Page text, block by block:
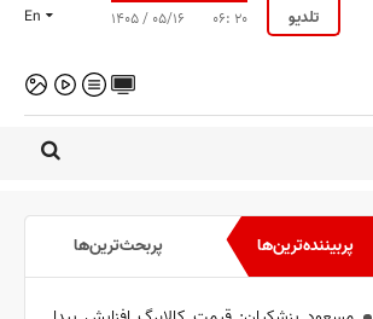
En ۱۴۰۵ / ۰۵/۱۶ ۰۶: ۲۰ تلدیو
پربیننده‌ترین‌ها پربحث‌ترین‌ها